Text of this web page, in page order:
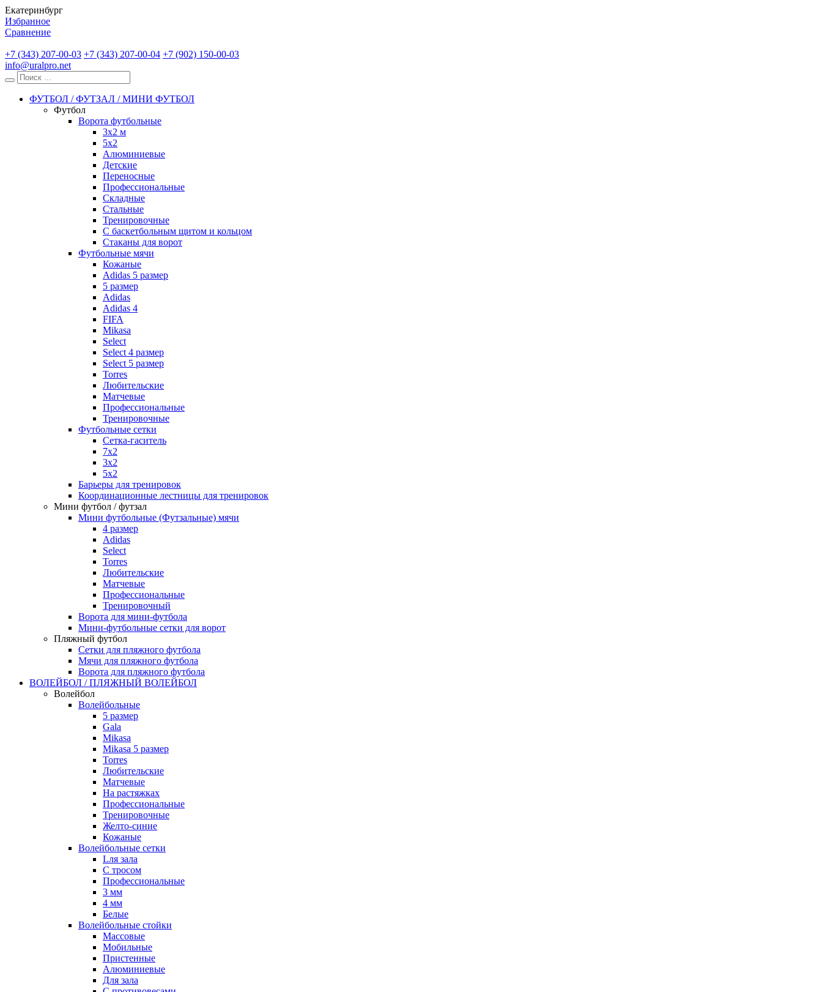
Екатеринбург
Избранное
Сравнение
+7 (343) 207-00-03 +7 (343) 207-00-04 +7 (902) 150-00-03
info@uralpro.net
ФУТБОЛ / ФУТЗАЛ / МИНИ ФУТБОЛ
Футбол
Ворота футбольные
3х2 м
5х2
Алюминиевые
Детские
Переносные
Профессиональные
Складные
Стальные
Тренировочные
С баскетбольным щитом и кольцом
Стаканы для ворот
Футбольные мячи
Кожаные
Adidas 5 размер
5 размер
Adidas
Adidas 4
FIFA
Mikasa
Select
Select 4 размер
Select 5 размер
Torres
Любительские
Матчевые
Профессиональные
Тренировочные
Футбольные сетки
Сетка-гаситель
7x2
3х2
5х2
Барьеры для тренировок
Координационные лестницы для тренировок
Мини футбол / футзал
Мини футбольные (Футзальные) мячи
4 размер
Adidas
Select
Torres
Любительские
Матчевые
Профессиональные
Тренировочный
Ворота для мини-футбола
Мини-футбольные сетки для ворот
Пляжный футбол
Сетки для пляжного футбола
Мячи для пляжного футбола
Ворота для пляжного футбола
ВОЛЕЙБОЛ / ПЛЯЖНЫЙ ВОЛЕЙБОЛ
Волейбол
Волейбольные
5 размер
Gala
Mikasa
Mikasa 5 размер
Torres
Любительские
Матчевые
На растяжках
Профессиональные
Тренировочные
Желто-синие
Кожаные
Волейбольные сетки
Lля зала
C тросом
Профессиональные
3 мм
4 мм
Белые
Волейбольные стойки
Массовые
Мобильные
Пристенные
Алюминиевые
Для зала